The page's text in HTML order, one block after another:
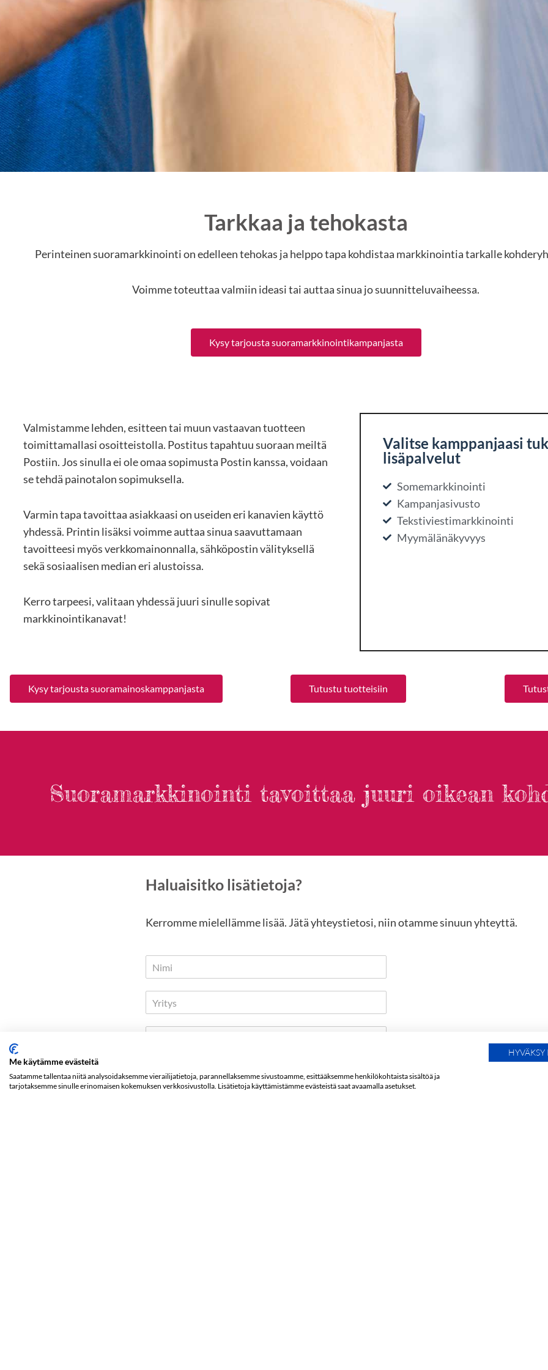
Tarkkaa ja tehokasta
Perinteinen suoramarkkinointi on edelleen tehokas ja helppo tapa kohdistaa markkinointia tarkalle
Voimme toteuttaa valmiin ideasi tai auttaa sinua jo suunnitteluvaiheessa.
Kysy tarjousta suoramarkkinointikampanjasta
Valmistamme lehden, esitteen tai muun vastaavan tuotteen
toimittamallasi osoitteistolla. Postitus tapahtuu suoraan meiltä
Postiin. Jos sinulla ei ole omaa sopimusta Postin kanssa, voidaan
se tehdä painotalon sopimuksella.
Varmin tapa tavoittaa asiakkaasi on useiden eri kanavien käyttö
yhdessä. Printin lisäksi voimme auttaa sinua saavuttamaan
tavoitteesi myös verkkomainonnalla, sähköpostin välityksellä
sekä sosiaalisen median eri alustoissa.
Kerro tarpeesi, valitaan yhdessä juuri sinulle sopivat
markkinointikanavat!
Valitse kamppanjaasi
lisäpalvelut
Somemarkkinointi
Kampanjasivusto
Tekstiviestimarkkinointi
Myymälänäkyvyys
Kysy tarjousta suoramainoskamppanjasta Tutustu tuotteisiin
Suoramarkkinointi tavoittaa juuri oikean
Haluaisitko lisätietoja?
Kerromme mielellämme lisää. Jätä yhteystietosi, niin otamme sinuun yhteyttä.
Me käytämme evästeitä
Saatamme tallentaa niitä analysoidaksemme vierailijatietoja, parannellaksemme sivustoamme, esittääksemme henkilökohtaista sisältöä ja
tarjotaksemme sinulle erinomaisen kokemuksen verkkosivustolla. Lisätietoja käyttämistämme evästeistä saat avaamalla asetukset.
HYVÄKSY